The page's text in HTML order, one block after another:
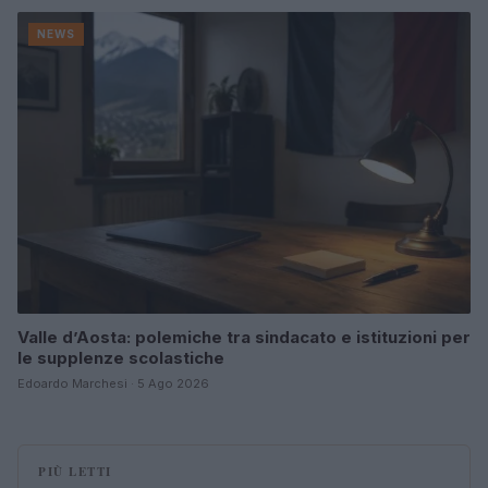
NEWS
Valle d’Aosta: polemiche tra sindacato e istituzioni per
le supplenze scolastiche
Edoardo Marchesi · 5 Ago 2026
PIÙ LETTI